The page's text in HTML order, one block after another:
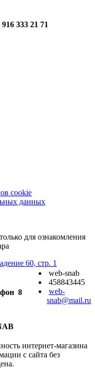
916 333 21 71
cookie
данных
для ознакомления
60, стр. 1
8
web-snab
458843445
web-
snab@mail.ru
интернет-магазина
с сайта без